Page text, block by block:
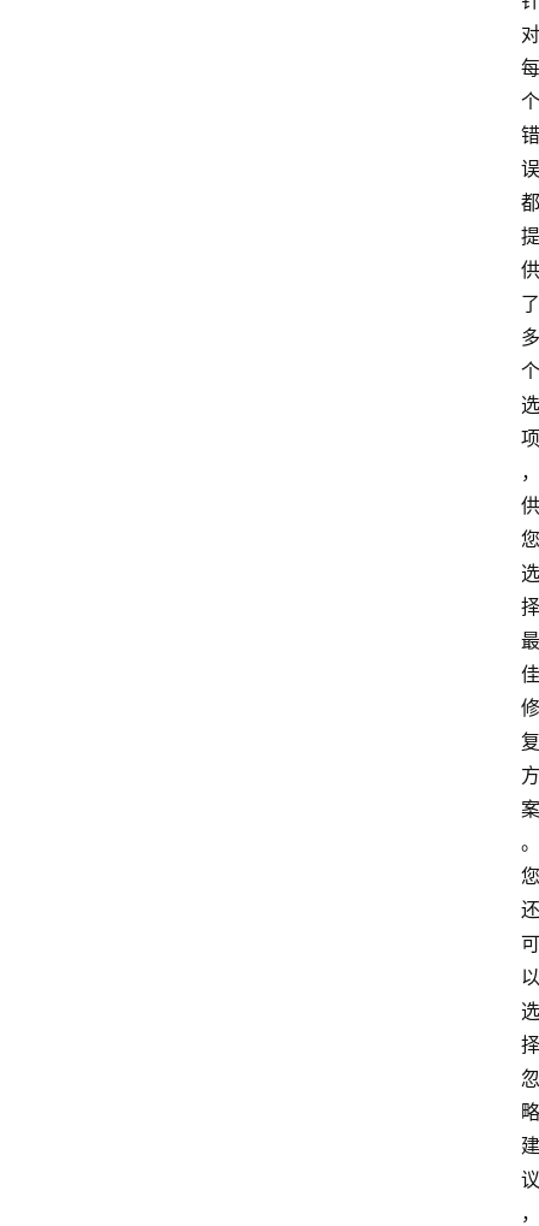
对
每
个
错
误
都
提
供
了
多
个
选
项
，
供
您
选
择
最
佳
修
复
方
案
。
您
还
可
以
选
择
忽
略
建
议
，